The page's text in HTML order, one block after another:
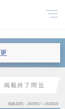
掲載終了間近
掲載期間 26/08/07～26/08/20